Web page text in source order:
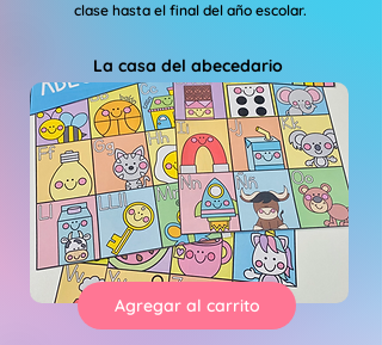
clase hasta el final del año escolar.
La casa del abecedario
Agregar al carrito